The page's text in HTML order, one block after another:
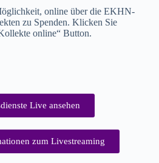
online über die EKHN-
zu Spenden. Klicken Sie
online“ Button.
Live ansehen
zum Livestreaming